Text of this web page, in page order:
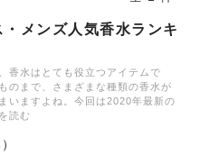
メンズ人気香水ランキ
香水はとても役立つアイテムで
のまで、さまざまな種類の香水が
いますよね。今回は2020年最新の
読む